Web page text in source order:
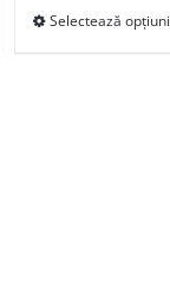
Selectează opțiuni